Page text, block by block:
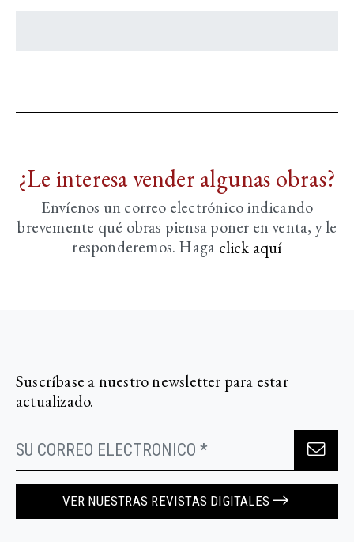
¿Le interesa vender algunas obras?
Envíenos un correo electrónico indicando
brevemente qué obras piensa poner en venta, y le
responderemos. Haga click aquí­
Suscríbase a nuestro newsletter para estar
actualizado.
VER NUESTRAS REVISTAS DIGITALES